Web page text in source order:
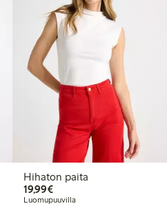
Hihaton paita
19,99€19,99 €
Luomupuuvilla